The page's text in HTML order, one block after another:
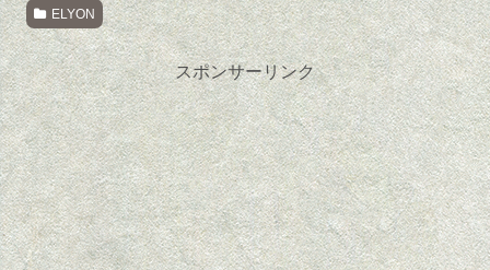
ELYON
スポンサーリンク